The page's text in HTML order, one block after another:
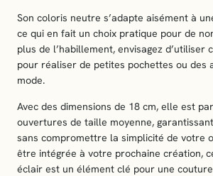
i
s
i
b
l
e
1
8
c
m
Son coloris neutre s’adapte aisément à
ce qui en fait un choix pratique pour de
plus de l’habillement, envisagez d’utiliser
pour réaliser de petites pochettes ou des
mode.
Avec des dimensions de 18 cm, elle est
ouvertures de taille moyenne,
sans compromettre la simplicité de votre
être intégrée à votre prochaine création,
éclair est un élément clé pour une